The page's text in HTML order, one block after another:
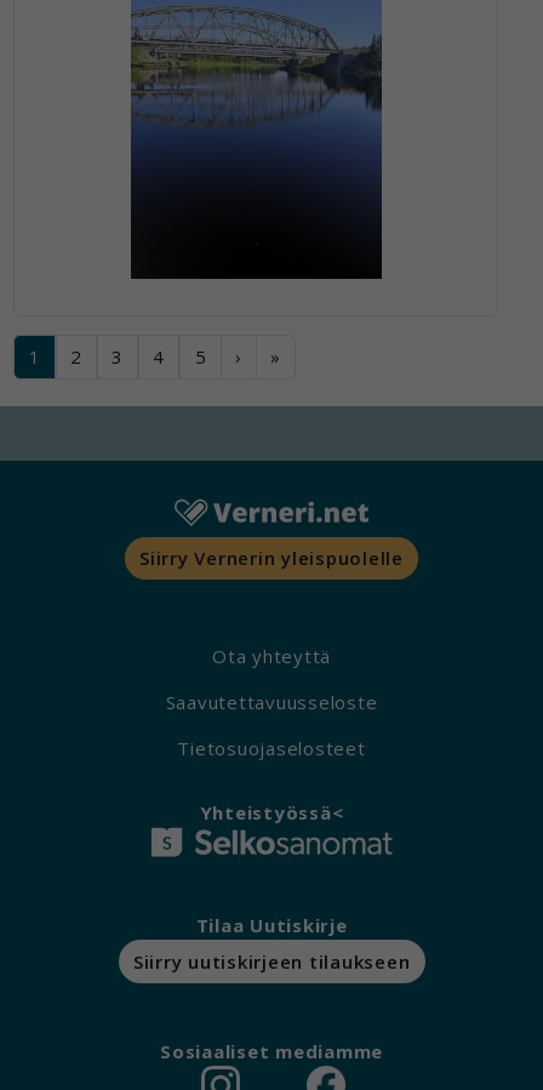
1 2 3 4 5 › »
Siirry Vernerin yleispuolelle
Ota yhteyttä
Saavutettavuusseloste
Tietosuojaselosteet
Yhteistyössä<
Tilaa Uutiskirje
Siirry uutiskirjeen tilaukseen
Sosiaaliset mediamme